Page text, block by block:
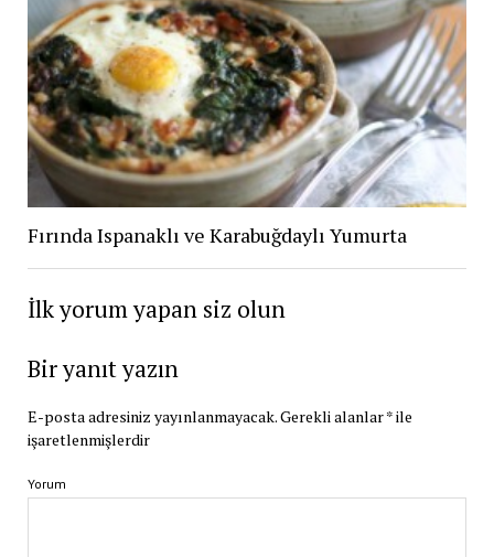
Fırında Ispanaklı ve Karabuğdaylı Yumurta
İlk yorum yapan siz olun
Bir yanıt yazın
E-posta adresiniz yayınlanmayacak.Gerekli alanlar*ile
işaretlenmişlerdir
Yorum